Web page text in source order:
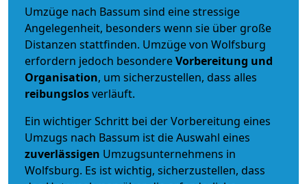
Umzüge nach Bassum sind eine stressige
Angelegenheit, besonders wenn sie über große
Distanzen stattfinden. Umzüge von Wolfsburg
erfordern jedoch besondereVorbereitung und
Organisation, um sicherzustellen, dass alles
reibungslosverläuft.
Ein wichtiger Schritt bei der Vorbereitung eines
Umzugs nach Bassum ist die Auswahl eines
zuverlässigen Umzugsunternehmens in
Wolfsburg. Es ist wichtig, sicherzustellen, dass